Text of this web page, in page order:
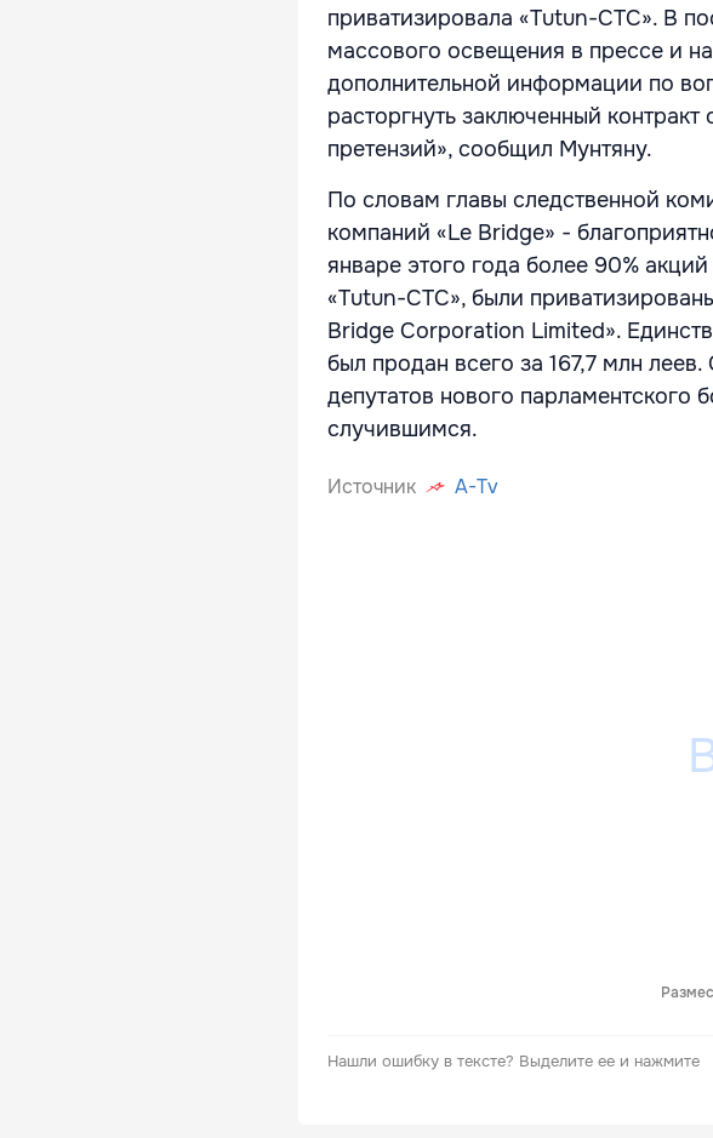
приватизировала «Tutun-CTC». В
массового освещения в прессе и
дополнительной информации по
расторгнуть заключенный
претензий», сообщил Мунтяну.
По словам главы следственной
компаний «Lе Bridge» -
январе этого года более 90%
«Tutun-CTC», были
Bridge Corporation Limited».
был продан всего за 167,7 млн
депутатов нового парламентского
случившимся.
Источник A-Tv
Нашли ошибку в тексте? Выделите ее и нажмите